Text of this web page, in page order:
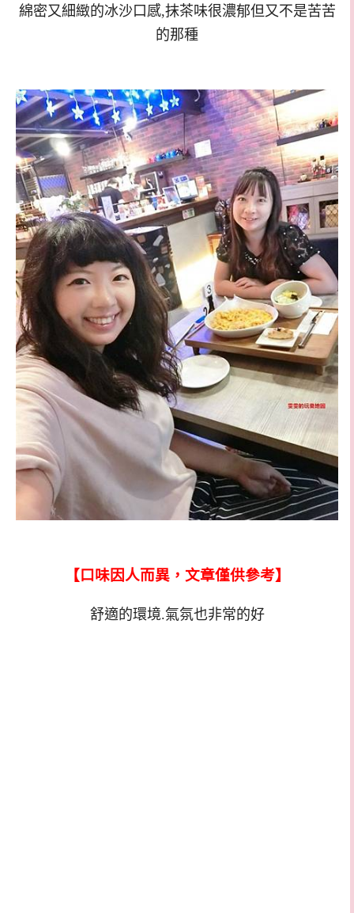
綿密又細緻的冰沙口感,抹茶味很濃郁但又不是苦苦
的那種
【口味因人而異，文章僅供參考】
舒適的環境.氣氛也非常的好